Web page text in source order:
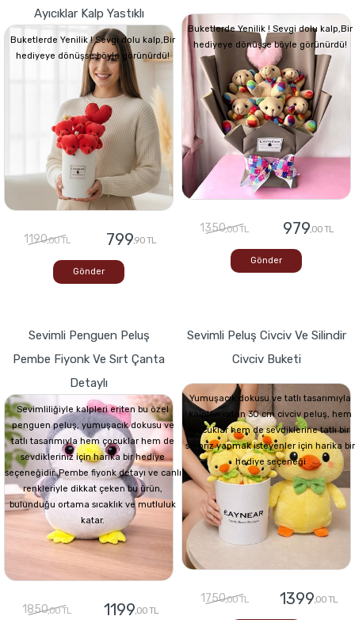
Ayıcıklar Kalp Yastıklı
Buketlerde Yenilik ! Sevgi dolu kalp,Bir
hediyeye dönüşse böyle görünürdü!
1190,00 TL 799,90 TL
Gönder
Buketlerde Yenilik ! Sevgi dolu kalp,Bir
hediyeye dönüşse böyle görünürdü!
1350,00 TL 979,00 TL
Gönder
Sevimli Penguen Peluş
Pembe Fiyonk Ve Sırt Çanta
Detaylı
Sevimliliğiyle kalpleri eriten bu özel
penguen peluş, yumuşacık dokusu ve
tatlı tasarımıyla hem çocuklar hem de
sevdikleriniz için harika bir hediye
seçeneğidir. Pembe fiyonk detayı ve canlı
renkleriyle dikkat çeken bu ürün,
bulunduğu ortama sıcaklık ve mutluluk
katar.
1850,00 TL 1199,00 TL
Sevimli Peluş Civciv Ve Silindir
Civciv Buketi
Yumuşacık dokusu ve tatlı tasarımıyla
kalpleri ısıtan 30 cm civciv peluş, hem
çocuklar hem de sevdiklerine tatlı bir
sürpriz yapmak isteyenler için harika bir
hediye seçeneği
1750,00 TL 1399,00 TL